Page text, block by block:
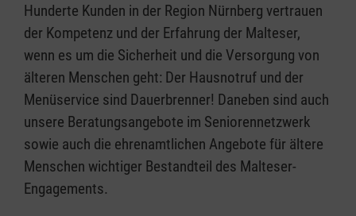
Hunderte Kunden in der Region Nürnberg vertrauen
der Kompetenz und der Erfahrung der Malteser,
wenn es um die Sicherheit und die Versorgung von
älteren Menschen geht: Der Hausnotruf und der
Menüservice sind Dauerbrenner! Daneben sind auch
unsere Beratungsangebote im Seniorennetzwerk
sowie auch die ehrenamtlichen Angebote für ältere
Menschen wichtiger Bestandteil des Malteser-
Engagements.